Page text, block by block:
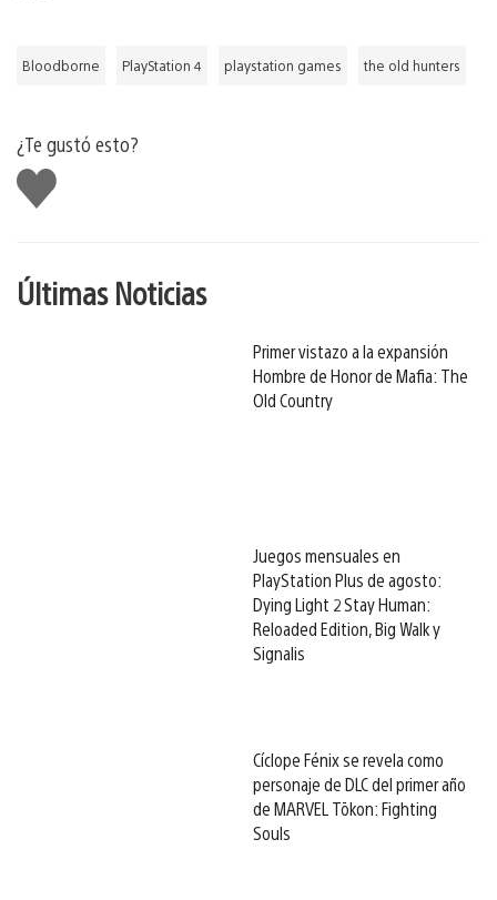
Bloodborne PlayStation 4 playstation games the old hunters
¿Te gustó esto?
Me
gusta
Últimas Noticias
Primer vistazo a la expansión
Hombre de Honor de Mafia: The
Old Country
Juegos mensuales en
PlayStation Plus de agosto:
Dying Light 2 Stay Human:
Reloaded Edition, Big Walk y
Signalis
Cíclope Fénix se revela como
personaje de DLC del primer año
de MARVEL Tōkon: Fighting
Souls